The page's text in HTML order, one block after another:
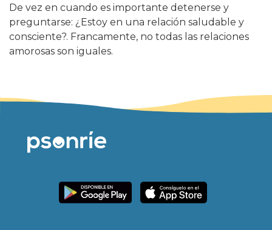
De vez en cuando es importante detenerse y
preguntarse: ¿Estoy en una relación saludable y
consciente?. Francamente, no todas las relaciones
amorosas son iguales.